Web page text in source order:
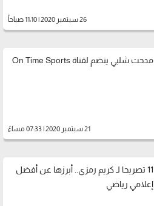
26 سبتمبر 2020 | 11:10 صباحاً
مدحت شلبي ينضم لقناة On Time Sports
21 سبتمبر 2020 | 07:33 مساءً
11 تصريحا لـ كريم رمزي.. أبرزها عن أفضل
إعلامي رياضي